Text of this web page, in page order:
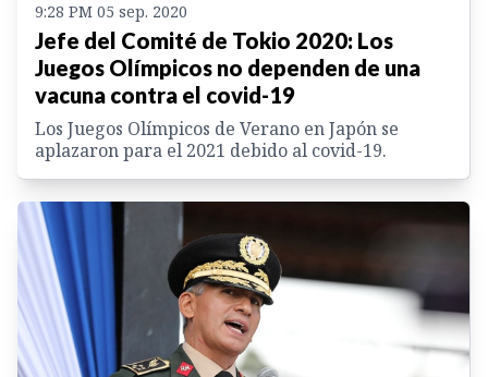
9:28 PM 05 sep. 2020
Jefe del Comité de Tokio 2020: Los
Juegos Olímpicos no dependen de una
vacuna contra el covid-19
Los Juegos Olímpicos de Verano en Japón se
aplazaron para el 2021 debido al covid-19.